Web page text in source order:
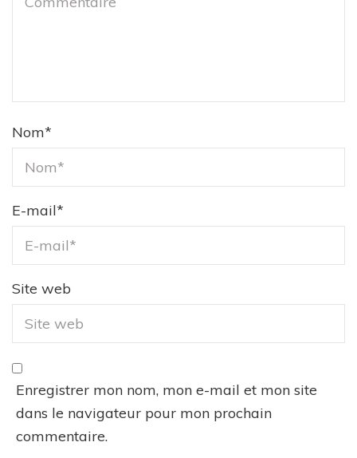
Nom*
E-mail*
Site web
Enregistrer mon nom, mon e-mail et mon site
dans le navigateur pour mon prochain
commentaire.